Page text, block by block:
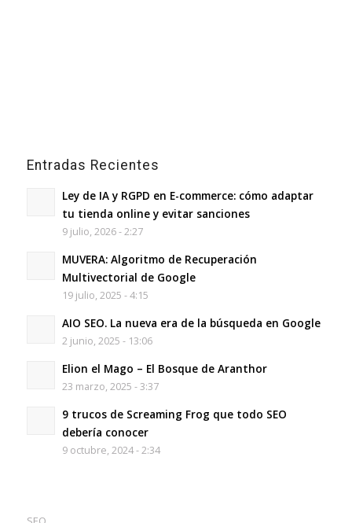
Entradas Recientes
Ley de IA y RGPD en E-commerce: cómo adaptar
tu tienda online y evitar sanciones
9 julio, 2026 - 2:27
MUVERA: Algoritmo de Recuperación
Multivectorial de Google
19 julio, 2025 - 4:15
AIO SEO. La nueva era de la búsqueda en Google
2 junio, 2025 - 13:06
Elion el Mago – El Bosque de Aranthor
23 marzo, 2025 - 3:37
9 trucos de Screaming Frog que todo SEO
debería conocer
9 octubre, 2024 - 2:34